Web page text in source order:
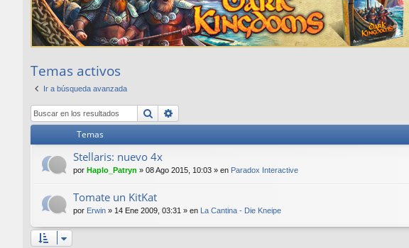
pi
do
Temas activos
Ir a búsqueda avanzada
Buscar
Temas
Stellaris: nuevo 4x
por Haplo_Patryn » 08 Ago 2015, 10:03 » en Paradox Interactive
Tomate un KitKat
por Erwin » 14 Ene 2009, 03:31 » en La Cantina - Die Kneipe